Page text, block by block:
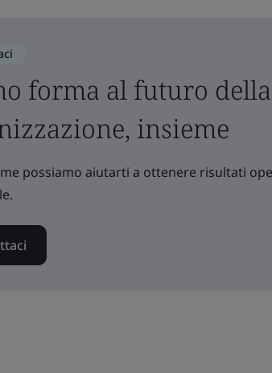
forma al futuro
insieme
possiamo aiutarti a ottenere risultati